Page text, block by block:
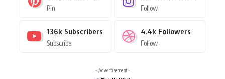
Pin Follow
136k Subscribers
Subscribe
4.4k Followers
Follow
- Advertisement -